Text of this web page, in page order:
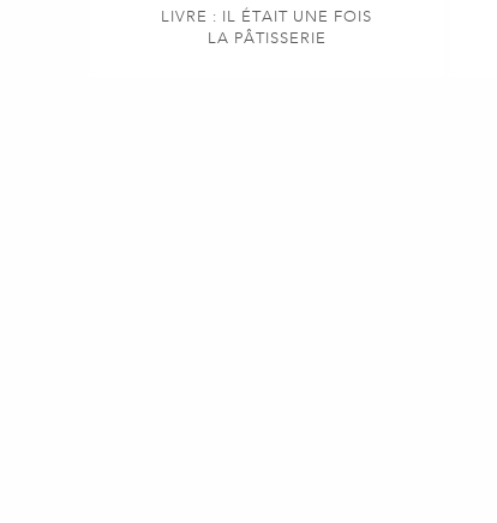
LIVRE : IL ÉTAIT UNE FOIS
LA PÂTISSERIE